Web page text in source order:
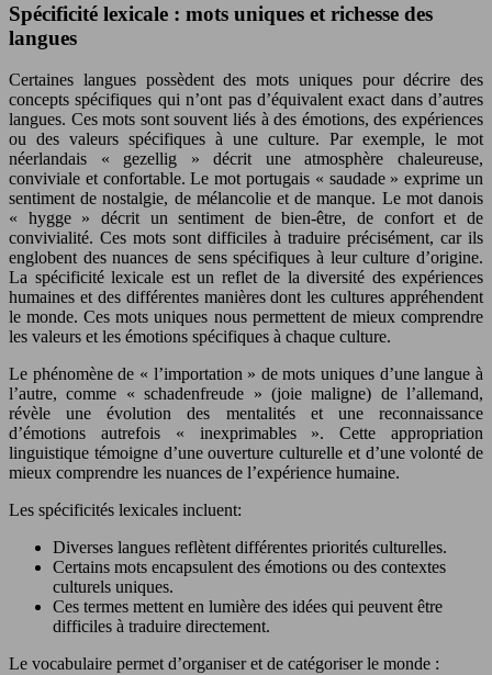
Spécificité lexicale : mots uniques et richesse des
langues
Certaines langues possèdent des mots uniques pour décrire des
concepts spécifiques qui n’ont pas d’équivalent exact dans d’autres
langues. Ces mots sont souvent liés à des émotions, des expériences
ou des valeurs spécifiques à une culture. Par exemple, le mot
néerlandais « gezellig » décrit une atmosphère chaleureuse,
conviviale et confortable. Le mot portugais « saudade » exprime un
sentiment de nostalgie, de mélancolie et de manque. Le mot danois
« hygge » décrit un sentiment de bien-être, de confort et de
convivialité. Ces mots sont difficiles à traduire précisément, car ils
englobent des nuances de sens spécifiques à leur culture d’origine.
La spécificité lexicale est un reflet de la diversité des expériences
humaines et des différentes manières dont les cultures appréhendent
le monde. Ces mots uniques nous permettent de mieux comprendre
les valeurs et les émotions spécifiques à chaque culture.
Le phénomène de « l’importation » de mots uniques d’une langue à
l’autre, comme « schadenfreude » (joie maligne) de l’allemand,
révèle une évolution des mentalités et une reconnaissance
d’émotions autrefois « inexprimables ». Cette appropriation
linguistique témoigne d’une ouverture culturelle et d’une volonté de
mieux comprendre les nuances de l’expérience humaine.
Les spécificités lexicales incluent:
Diverses langues reflètent différentes priorités culturelles.
Certains mots encapsulent des émotions ou des contextes
culturels uniques.
Ces termes mettent en lumière des idées qui peuvent être
difficiles à traduire directement.
Le vocabulaire permet d’organiser et de catégoriser le monde :